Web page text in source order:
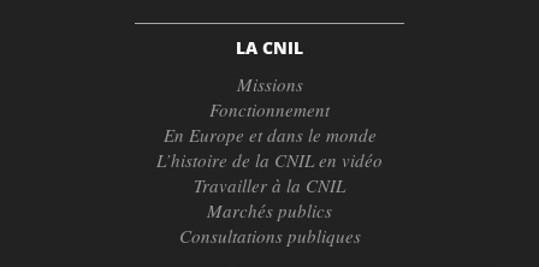
LA CNIL
Missions
Fonctionnement
En Europe et dans le monde
L’histoire de la CNIL en vidéo
Travailler à la CNIL
Marchés publics
Consultations publiques